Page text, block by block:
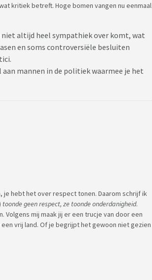
kritiek betreft. Hoge bomen vangen nu eenmaal
niet altijd heel sympathiek over komt, wat
en soms controversiële besluiten
mannen in de politiek waarmee je het
hebt het over respect tonen. Daarom schrijf ik
toonde geen respect, ze toonde onderdanigheid.
Volgens mij maak jij er een trucje van door een
vrij land. Of je begrijpt het gewoon niet gezien